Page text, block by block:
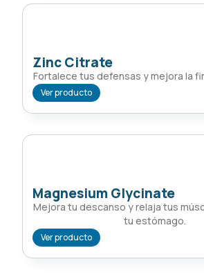
Zinc Citrate
Fortalece tus defensas y mejora la
Ver producto
Magnesium Glycinate
Mejora tu descanso y relaja tus
tu estómago.
Ver producto